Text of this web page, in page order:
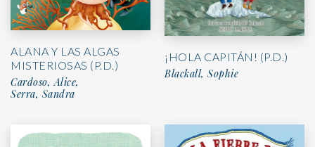
ALANA Y LAS ALGAS
MISTERIOSAS (P.D.)
Cardoso, Alice,
Serra, Sandra
¡HOLA CAPITÁN! (P.D.)
Blackall, Sophie